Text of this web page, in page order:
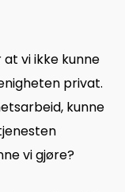
vi ikke kunne
privat.
kunne
vi gjøre?